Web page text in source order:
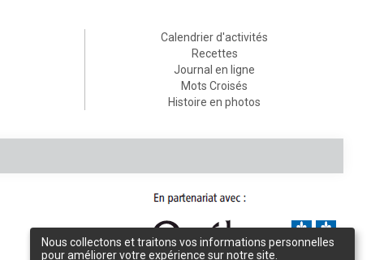
Calendrier d'activités
Recettes
Journal en ligne
Mots Croisés
Histoire en photos
Nous collectons et traitons vos informations personnelles
pour améliorer votre expérience sur notre site.